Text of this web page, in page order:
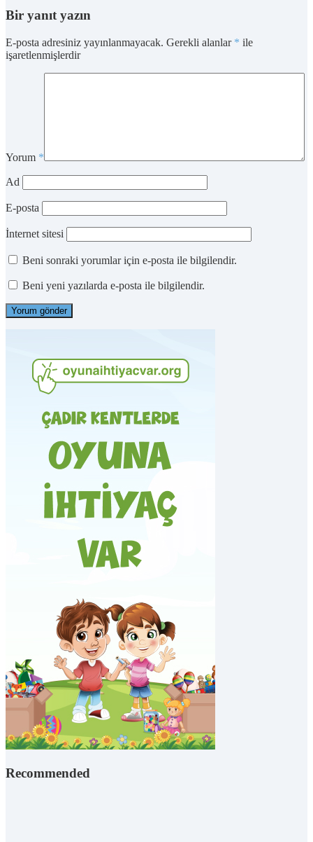
Bir yanıt yazın
E-posta adresiniz yayınlanmayacak. Gerekli alanlar * ile
işaretlenmişlerdir
Yorum *
Ad
E-posta
İnternet sitesi
Beni sonraki yorumlar için e-posta ile bilgilendir.
Beni yeni yazılarda e-posta ile bilgilendir.
Recommended